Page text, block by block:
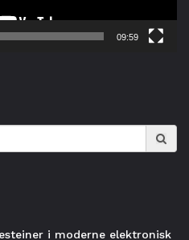
09:59
i moderne elektronisk